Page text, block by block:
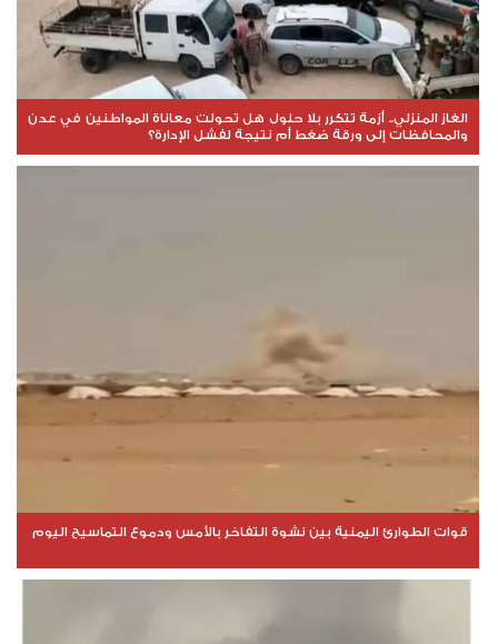
الغاز المنزلي.. أزمة تتكرر بلا حلول هل تحولت معاناة المواطنين في عدن
والمحافظات إلى ورقة ضغط أم نتيجة لفشل الإدارة؟
قوات الطوارئ اليمنية بين نشوة التفاخر بالأمس ودموع التماسيح اليوم